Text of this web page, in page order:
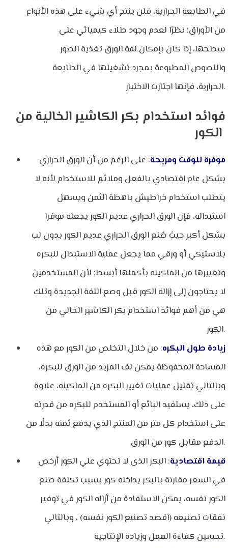
في الطابعة الحرارية، فلن ينتج أي شيء على هذه الأنواع
من الأوراق؛ نظرًا لعدم وجود طلاء كيميائي على
سطحها، إذا كان بإمكان لفة الورق تغذية الصور
والنصوص المطبوعة بمجرد تشغيلها في الطابعة
الحرارية، فإنها اجتازت الاختبار.
فوائد استخدام بكر الكاشير الخالية من
موفرة للوقت ومريحة: على الرغم من أن الورق الحراري
بشكل عام اقتصادي بالفعل وملائم للاستخدام لأنه لا
يتطلب استخدام خراطيش باهظة الثمن ويسهل
استبداله، فإن الورق الحراري عديم الكور يجعله موفرا
بشكل أكبر حيث صُنع الورق الحراري عديم الكور بدون لب
بلاستيكي أو ورقي مما يجعل عملية الاستبدال للبكره
وتغييرها من الماكينه بأكملها أبسط؛ لأن المستخدمين
لا يحتاجون إلى إزالة الكور قبل وصع اللفة الجديدة وتلك
هي من أهم فوائد استخدام بكر الكاشير الخالي من
الكور.
زيادة طول البكره: من خلال التخلص من الكور مع هذه
المساحة المحفوظة يمكن لف المزيد من الورق للبكره،
وبالتالي تقليل عمليات تغيير البكره من الماكينه، علاوة
على ذلك، يستفيد البائع أو المستخدم للبكره من قدرته
على استخدام كل متر من المنتج الذي يدفع ثمنه بدلًا من
الدفع مقابل كور من الورق.
قيمة اقتصادية: البكر الذى لا تحتوي علي الكور أرخص
في السعر مقارنة بالبكر بداخله كور بسبب تكلفة صنع
الكور نفسه، يمكن الاستفادة من أزاله الكور في توفير
نفقات تصنيعه (اقصد تصنيع الكور نفسه) ، وبالتالي
تحسين كفاءة العمل وزيادة الإنتاجية.